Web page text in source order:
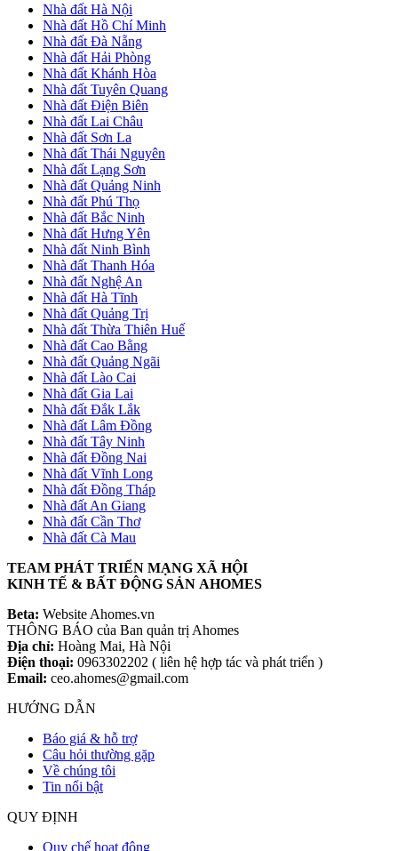
Nhà đất Hà Nội
Nhà đất Hồ Chí Minh
Nhà đất Đà Nẵng
Nhà đất Hải Phòng
Nhà đất Khánh Hòa
Nhà đất Tuyên Quang
Nhà đất Điện Biên
Nhà đất Lai Châu
Nhà đất Sơn La
Nhà đất Thái Nguyên
Nhà đất Lạng Sơn
Nhà đất Quảng Ninh
Nhà đất Phú Thọ
Nhà đất Bắc Ninh
Nhà đất Hưng Yên
Nhà đất Ninh Bình
Nhà đất Thanh Hóa
Nhà đất Nghệ An
Nhà đất Hà Tĩnh
Nhà đất Quảng Trị
Nhà đất Thừa Thiên Huế
Nhà đất Cao Bằng
Nhà đất Quảng Ngãi
Nhà đất Lào Cai
Nhà đất Gia Lai
Nhà đất Đắk Lắk
Nhà đất Lâm Đồng
Nhà đất Tây Ninh
Nhà đất Đồng Nai
Nhà đất Vĩnh Long
Nhà đất Đồng Tháp
Nhà đất An Giang
Nhà đất Cần Thơ
Nhà đất Cà Mau
TEAM PHÁT TRIỂN MẠNG XÃ HỘI
KINH TẾ & BẤT ĐỘNG SẢN AHOMES
Beta: Website Ahomes.vn
THÔNG BÁO của Ban quản trị Ahomes
Địa chỉ: Hoàng Mai, Hà Nội
Điện thoại: 0963302202 ( liên hệ hợp tác và phát triển )
Email: ceo.ahomes@gmail.com
HƯỚNG DẪN
Báo giá & hỗ trợ
Câu hỏi thường gặp
Về chúng tôi
Tin nổi bật
QUY ĐỊNH
Quy chế hoạt động